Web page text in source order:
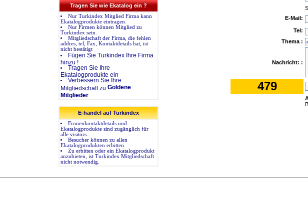
Tragen Sie wie Ekatalog ein ?
Nur Turkindex Mitglied Firma kann
Ekatalogprodukte eintragen.
Nur Firmen können Mitglied zu
Turkindex sein.
Mitgliedschaft der Firma, die fehlen
addres, tel, Fax, Kontaktdetails hat, ist
nicht bestätigt
Fügen Sie Turkindex Ihre Firma
hinzu !
Tragen Sie Ihre
Ekatalogprodukte ein
Verbessern Sie Ihre
Mitgliedschaft zu Goldene
Mitglieder .
E-handel auf Turkindex
Firmenkontaktdetails und
Ekatalogprodukte sind zugänglich für
alle visitors.
Besucher können zu allen
Ekatalogprodukten erbitten.
Zu erbitten oder ein Ekatalogprodukt
anzubieten, ist Turkindex Mitgliedschaft
nicht notwendig.
E-Mail:
Tel:
Thema :
Nachricht: :
479